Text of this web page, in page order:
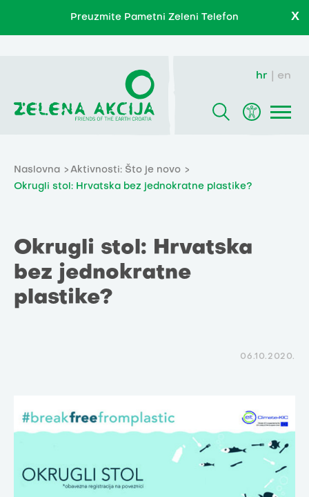
Preuzmite Pametni Zeleni Telefon X
hr en
Naslovna
Aktivnosti: Što je novo
Okrugli stol: Hrvatska bez jednokratne plastike?
Okrugli stol: Hrvatska
bez jednokratne
plastike?
06.10.2020.